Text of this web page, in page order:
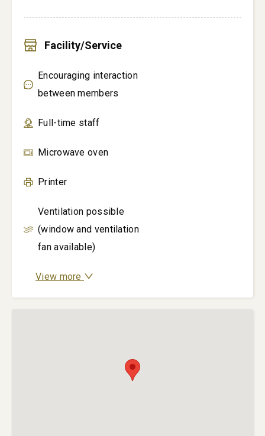
Facility/Service
Encouraging interaction
between members
Full-time staff
Microwave oven
Printer
Ventilation possible
(window and ventilation
fan available)
View more